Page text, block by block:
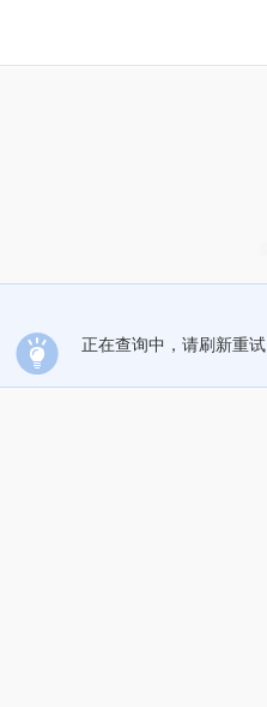
正在查询中，请刷新重试